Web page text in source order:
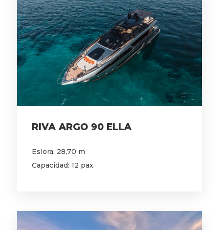
RIVA ARGO 90 ELLA
Eslora: 28,70 m
Capacidad: 12 pax